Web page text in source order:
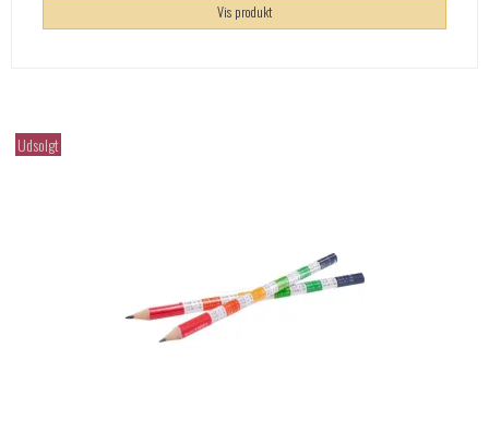
Vis produkt
Udsolgt